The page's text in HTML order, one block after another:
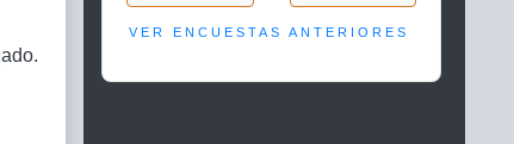
VER ENCUESTAS ANTERIORES